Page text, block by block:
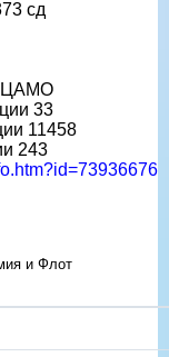
сд
ЦАМО
33
11458
243
и Флот